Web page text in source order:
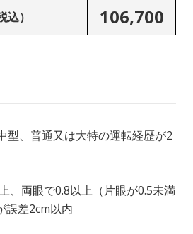
込） 106,700
型、普通又は大特の運転経歴が2
、両眼で0.8以上（片眼が0.5未満
誤差2cm以内